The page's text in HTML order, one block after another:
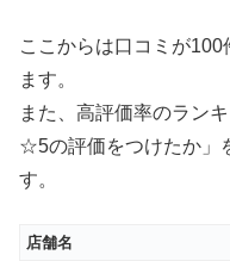
ここからは口コミが
ます。
また、高評価率のラン
☆5の評価をつけたか」
す。
店舗名